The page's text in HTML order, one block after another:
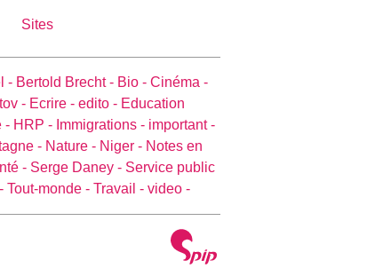
Sites
- Bertold Brecht - Bio - Cinéma -
- Ecrire - edito - Education
- HRP - Immigrations - important -
- Nature - Niger - Notes en
- Serge Daney - Service public
Tout-monde - Travail - video -